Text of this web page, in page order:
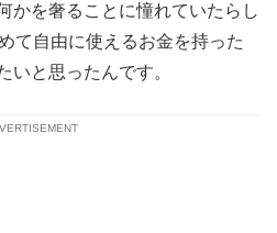
かを奢ることに憧れていたらし
て自由に使えるお金を持った
いと思ったんです。